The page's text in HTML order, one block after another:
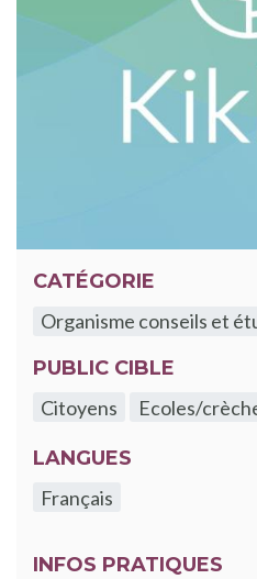
CATÉGORIE
Organisme conseils et
PUBLIC CIBLE
Citoyens
Ecoles/
LANGUES
Français
INFOS PRATIQUES